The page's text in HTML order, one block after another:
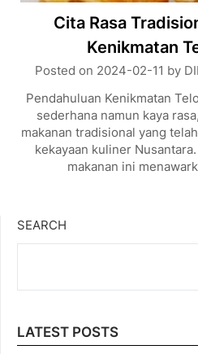
Cita Rasa
Kenikmatan
Posted on 2024-02-11 by
Pendahuluan Kenikmatan
sederhana namun kaya
makanan tradisional yang
kekayaan kuliner
makanan ini
SEARCH
LATEST POSTS